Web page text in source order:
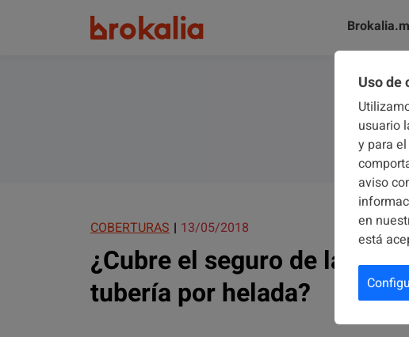
COBERTURAS 13/05/2018
¿Cubre el seguro de la
tubería por helada?
Uso de
usuario
y para
aviso
en
está